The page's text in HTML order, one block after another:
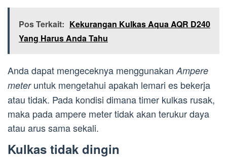
Pos Terkait: Kekurangan Kulkas Aqua AQR D240
Yang Harus Anda Tahu
Anda dapat mengeceknya menggunakan Ampere
meter untuk mengetahui apakah lemari es bekerja
atau tidak. Pada kondisi dimana timer kulkas rusak,
maka pada ampere meter tidak akan terukur daya
atau arus sama sekali.
Kulkas tidak dingin